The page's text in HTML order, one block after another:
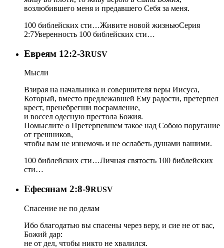
возлюбившего меня и предавшего Себя за меня.
100 библейских сти…Живите новой жизньюСерия
2:7Уверенность 100 библейских сти…
Евреям 12:2-3RUSV
Мысли
Взирая на начальника и совершителя веры Иисуса,
Который, вместо предлежавшей Ему радости, претерпел
крест, пренебрегши посрамление,
и воссел одесную престола Божия.
Помыслите о Претерпевшем такое над Собою поругание
от грешников,
чтобы вам не изнемочь и не ослабеть душами вашими.
100 библейских сти…Личная святость 100 библейских
сти…
Ефесянам 2:8-9RUSV
Спасение не по делам
Ибо благодатью вы спасены через веру, и сие не от вас,
Божий дар:
не от дел, чтобы никто не хвалился.